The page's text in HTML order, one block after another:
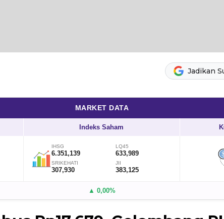
Jadikan
MARKET DATA
Indeks Saham
IHSG
6.351,139
LQ45
633,989
SRIKEHATI
307,930
JII
383,125
▲ 0,00%